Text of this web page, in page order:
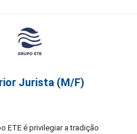
Jurista (m/f)
ETE é privilegiar a tradição